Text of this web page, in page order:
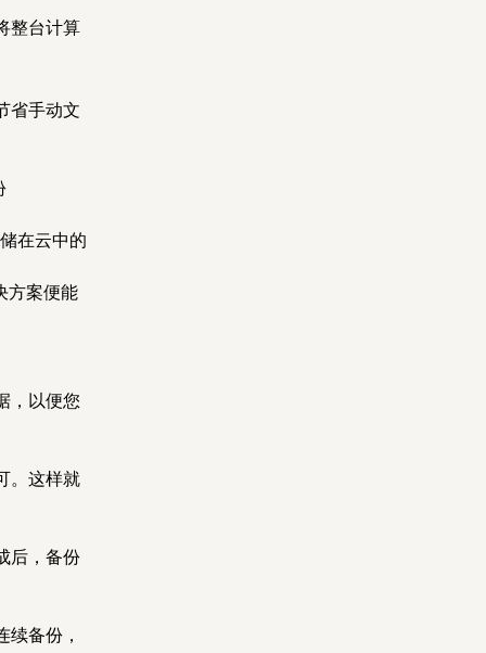
整台计算
省手动文
在云中的
方案便能
，以便您
。这样就
后，备份
备份，